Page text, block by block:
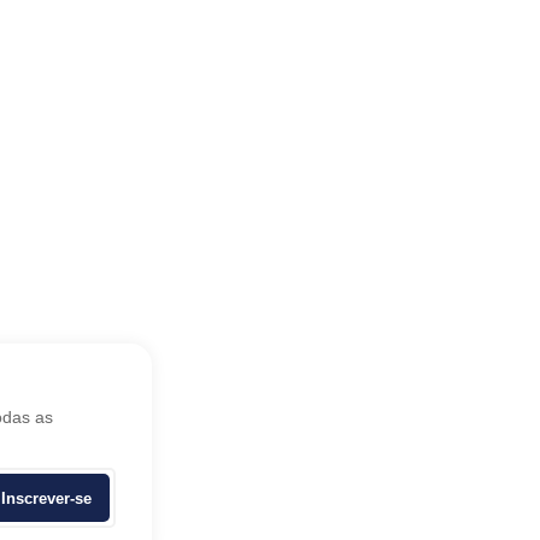
as
Inscrever-se